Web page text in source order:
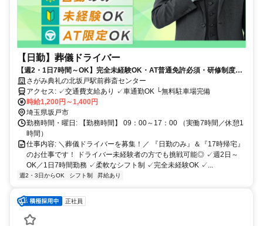
【日勤】葬儀ドライバー
【週2・1日7時間～OK】完全未経験OK・AT普通免許必須・研修制度充
実・入社日のご相談OK
さがみ典礼の北坂戸駅前葬斎センター
アクセス: ✓交通費支給あり ✓車通勤OK └無料駐車場完備
時給1,200円～1,400円
埼玉県坂戸市
勤務時間・曜日: 【勤務時間】 09：00～17：00 （実働7時間／休憩1
時間）
仕事内容: ＼葬儀ドライバーを募集！／ 『日勤のみ』＆『17時帰宅』
のお仕事です！ ドライバー未経験者の方でも挑戦可能◎ ✓週2日～
OK／1日7時間勤務 ✓柔軟なシフト制 ✓完全未経験OK ✓...
週2・3日からOK シフト制 昇給あり
正社員